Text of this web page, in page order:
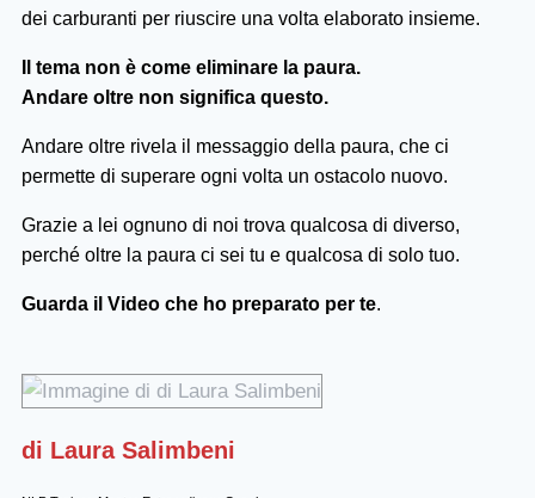
dei carburanti per riuscire una volta elaborato insieme.
Il tema non è come eliminare la paura.
Andare oltre non significa questo.
Andare oltre rivela il messaggio della paura, che ci
permette di superare ogni volta un ostacolo nuovo.
Grazie a lei ognuno di noi trova qualcosa di diverso,
perché oltre la paura ci sei tu e qualcosa di solo tuo.
Guarda il Video che ho preparato per te.
di Laura Salimbeni